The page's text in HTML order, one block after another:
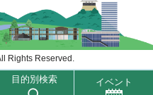
目的別検索 イベント
Rights Reserved.